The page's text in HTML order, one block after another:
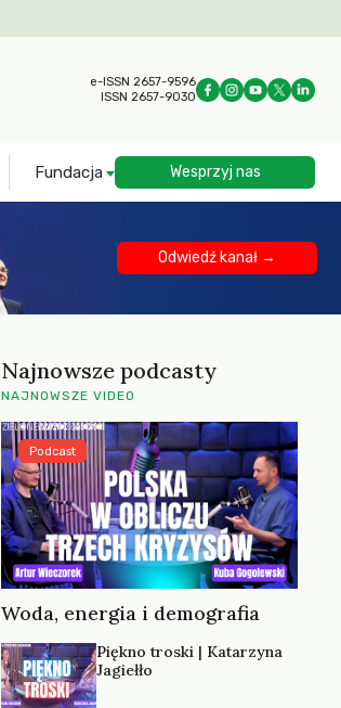
e-ISSN 2657-9596
ISSN 2657-9030
Fundacja Wesprzyj nas
Odwiedź kanał →
Najnowsze podcasty
NAJNOWSZE VIDEO
Woda, energia i demografia
Podcast
Piękno troski | Katarzyna
Jagiełło